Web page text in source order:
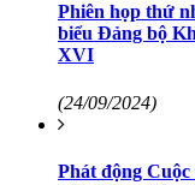
Phiên họp thứ
biểu Đảng bộ
XVI
(24/09/2024)
Phát động